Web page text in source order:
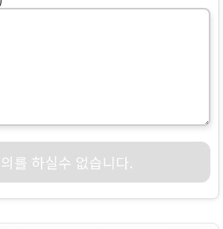
를 하실수 없습니다.